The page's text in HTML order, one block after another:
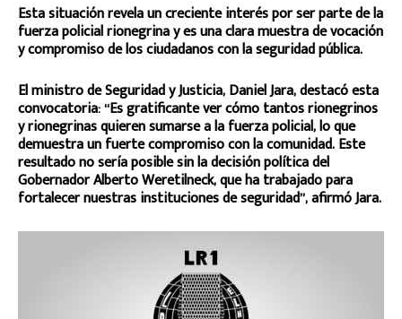
Esta situación revela un creciente interés por ser parte de la
fuerza policial rionegrina y es una clara muestra de vocación
y compromiso de los ciudadanos con la seguridad pública.
El ministro de Seguridad y Justicia, Daniel Jara, destacó esta
convocatoria: “Es gratificante ver cómo tantos rionegrinos
y rionegrinas quieren sumarse a la fuerza policial, lo que
demuestra un fuerte compromiso con la comunidad. Este
resultado no sería posible sin la decisión política del
Gobernador Alberto Weretilneck, que ha trabajado para
fortalecer nuestras instituciones de seguridad”, afirmó Jara.